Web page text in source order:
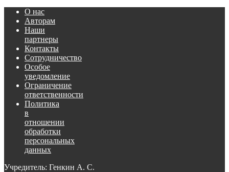
О нас
Авторам
Наши
партнеры
Контакты
Сотрудничество
Особое
уведомление
Ограничение
ответственности
Политика
в
отношении
обработки
персональных
данных
Учредитель: Генкин А. С.